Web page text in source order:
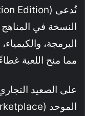
النسخة في المناهج
البرمجة،
مما منح اللعبة
على الصعيد